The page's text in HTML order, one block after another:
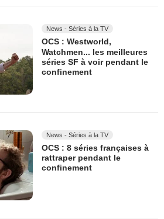
News - Séries à la TV
OCS : Westworld,
Watchmen... les meilleures
séries SF à voir pendant le
confinement
News - Séries à la TV
OCS : 8 séries françaises à
rattraper pendant le
confinement